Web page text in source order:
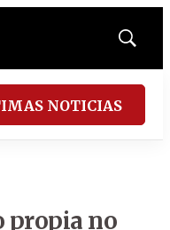
Mostrar
NOTICIAS
propia no